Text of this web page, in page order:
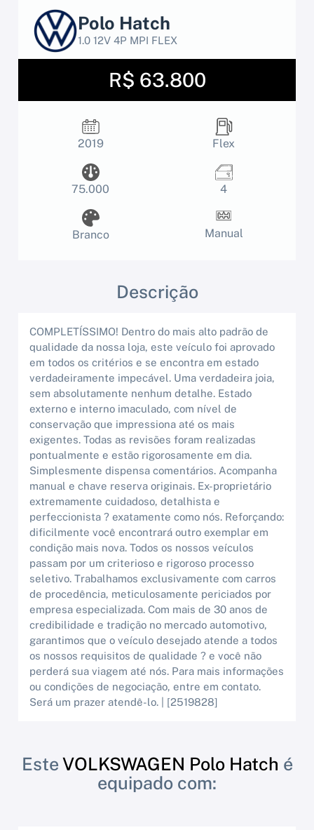
Polo Hatch
1.0 12V 4P MPI FLEX
R$ 63.800
2019 Flex
75.000 4
Branco Manual
Descrição
COMPLETÍSSIMO! Dentro do mais alto padrão de
qualidade da nossa loja, este veículo foi aprovado
em todos os critérios e se encontra em estado
verdadeiramente impecável. Uma verdadeira joia,
sem absolutamente nenhum detalhe. Estado
externo e interno imaculado, com nível de
conservação que impressiona até os mais
exigentes. Todas as revisões foram realizadas
pontualmente e estão rigorosamente em dia.
Simplesmente dispensa comentários. Acompanha
manual e chave reserva originais. Ex-proprietário
extremamente cuidadoso, detalhista e
perfeccionista ? exatamente como nós. Reforçando:
dificilmente você encontrará outro exemplar em
condição mais nova. Todos os nossos veículos
passam por um criterioso e rigoroso processo
seletivo. Trabalhamos exclusivamente com carros
de procedência, meticulosamente periciados por
empresa especializada. Com mais de 30 anos de
credibilidade e tradição no mercado automotivo,
garantimos que o veículo desejado atende a todos
os nossos requisitos de qualidade ? e você não
perderá sua viagem até nós. Para mais informações
ou condições de negociação, entre em contato.
Será um prazer atendê-lo. | [2519828]
Este VOLKSWAGEN Polo Hatch é
equipado com: